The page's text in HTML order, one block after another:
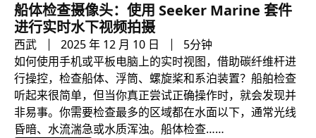
船体检查摄像头：使用 Seeker Marine 套件
进行实时水下视频拍摄
西武 2025 年 12 月 10 日
5分钟
如何使用手机或平板电脑上的实时视图，借助碳纤维杆进
行操控，检查船体、浮筒、螺旋桨和系泊装置？船舶检查
听起来很简单，但当你真正尝试正确操作时，就会发现并
非易事。你需要检查最多的区域都在水面以下，通常光线
昏暗、水流湍急或水质浑浊。船体检查……